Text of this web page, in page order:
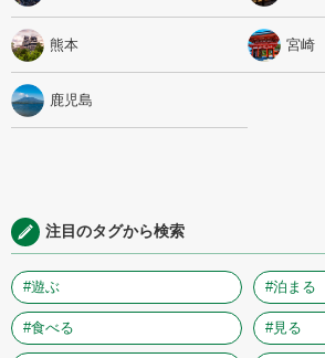
熊本 宮崎
鹿児島
注目のタグから検索
#遊ぶ #泊まる
#食べる #見る